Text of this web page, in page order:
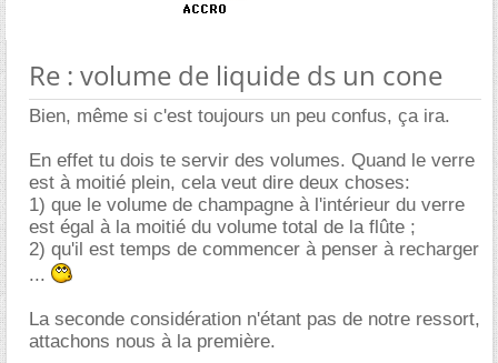
Re : volume de liquide ds un cone
Bien, même si c'est toujours un peu confus, ça ira.
En effet tu dois te servir des volumes. Quand le verre
est à moitié plein, cela veut dire deux choses:
1) que le volume de champagne à l'intérieur du verre
est égal à la moitié du volume total de la flûte ;
2) qu'il est temps de commencer à penser à recharger
...
La seconde considération n'étant pas de notre ressort,
attachons nous à la première.